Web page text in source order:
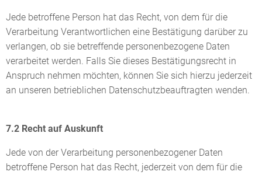
Jede betroffene Person hat das Recht, von dem für die
Verarbeitung Verantwortlichen eine Bestätigung darüber zu
verlangen, ob sie betreffende personenbezogene Daten
verarbeitet werden. Falls Sie dieses Bestätigungsrecht in
Anspruch nehmen möchten, können Sie sich hierzu jederzeit
an unseren betrieblichen Datenschutzbeauftragten wenden.
7.2 Recht auf Auskunft
Jede von der Verarbeitung personenbezogener Daten
betroffene Person hat das Recht, jederzeit von dem für die